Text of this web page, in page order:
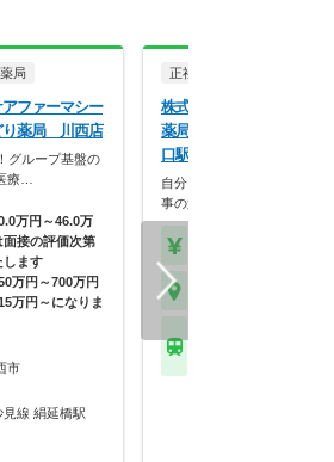
局
ファーマシー
薬局 川西店
グループ基盤の
療…
万円～46.0万
接の評価次第
します
万円～700万円
万円～になりま
市
線 絹延橋駅
正社員
株式会社マツモトキヨシ
薬局 マツモトキヨシ 川西
口駅前店
自分らしく働く。それが、
事の第一歩。選択的週…